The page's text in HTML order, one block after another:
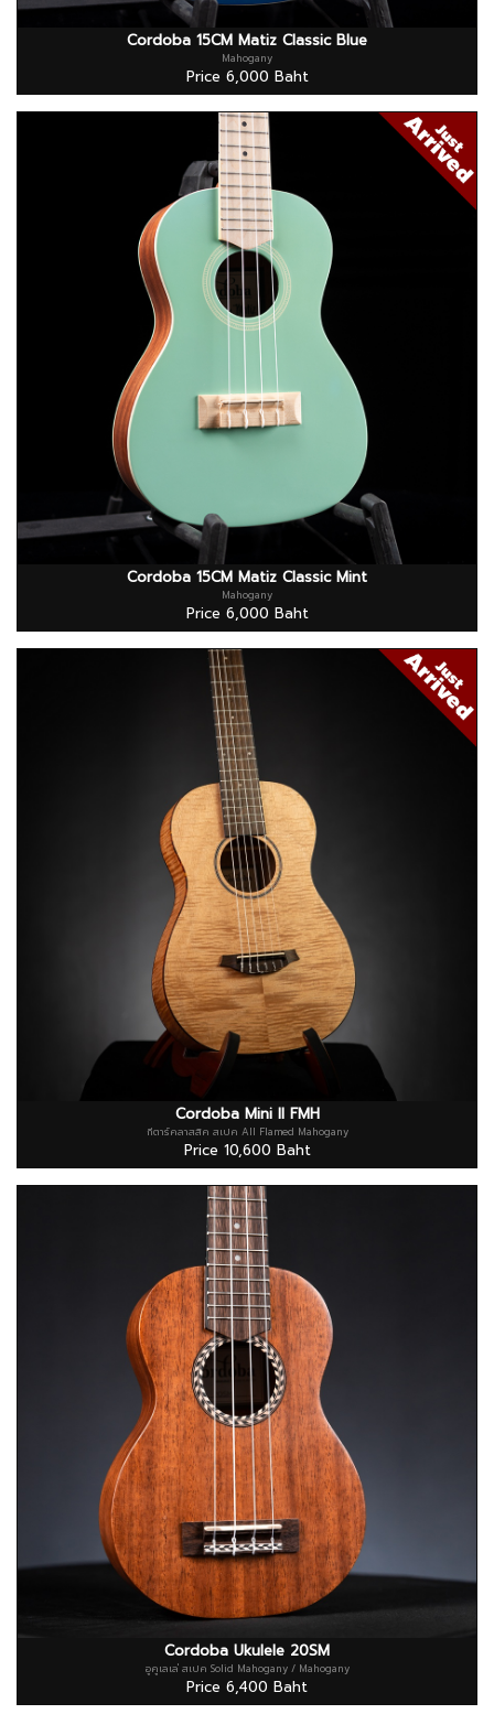
Cordoba 15CM Matiz Classic Blue
Mahogany
Price 6,000 Baht
Cordoba 15CM Matiz Classic Mint
Mahogany
Price 6,000 Baht
Cordoba Mini II FMH
กีตาร์คลาสสิค สเปค All Flamed Mahogany
Price 10,600 Baht
Cordoba Ukulele 20SM
อูคูเลเล่ สเปค Solid Mahogany / Mahogany
Price 6,400 Baht